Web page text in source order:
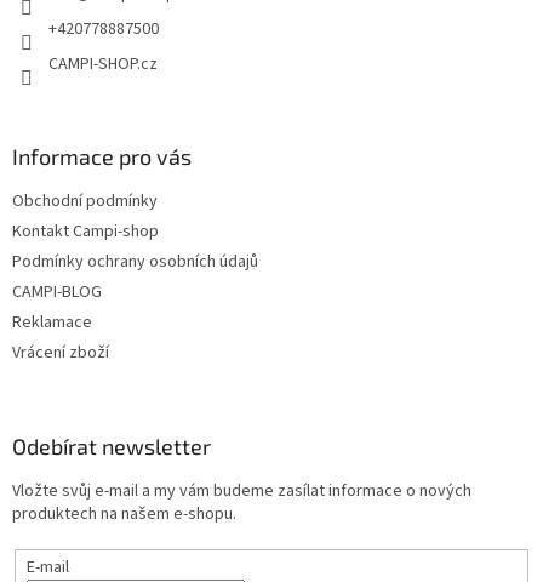
+420778887500
CAMPI-SHOP.cz
Informace pro vás
Obchodní podmínky
Kontakt Campi-shop
Podmínky ochrany osobních údajů
CAMPI-BLOG
Reklamace
Vrácení zboží
Odebírat newsletter
Vložte svůj e-mail a my vám budeme zasílat informace o nových
produktech na našem e-shopu.
E-mail